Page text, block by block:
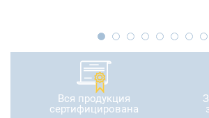
Вся продукция
сертифицирована